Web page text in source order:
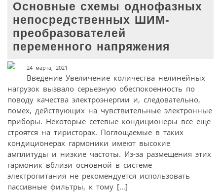
Основные схемы однофазных
непосредственных ШИМ-
преобразователей
переменного напряжения
24 марта, 2021
Введение Увеличение количества нелинейных
нагрузок вызвало серьезную обеспокоенность по
поводу качества электроэнергии и, следовательно,
помех, действующих на чувствительные электронные
приборы. Некоторые сетевые кондиционеры все еще
строятся на тиристорах. Поглощаемые в таких
кондиционерах гармоники имеют высокие
амплитуды и низкие частоты. Из-за размещения этих
гармоник вблизи основной в системе
электропитания не рекомендуется использовать
пассивные фильтры, к тому […]